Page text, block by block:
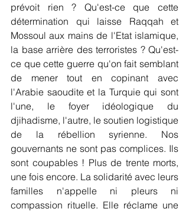
prévoit rien ? Qu'est-ce que cette
détermination qui laisse Raqqah et
Mossoul aux mains de l'Etat islamique,
la base arrière des terroristes ? Qu'est-
ce que cette guerre qu'on fait semblant
de mener tout en copinant avec
l'Arabie saoudite et la Turquie qui sont
l'une, le foyer idéologique du
djihadisme, l'autre, le soutien logistique
de la rébellion syrienne. Nos
gouvernants ne sont pas complices. Ils
sont coupables ! Plus de trente morts,
une fois encore. La solidarité avec leurs
familles n'appelle ni pleurs ni
compassion rituelle. Elle réclame une